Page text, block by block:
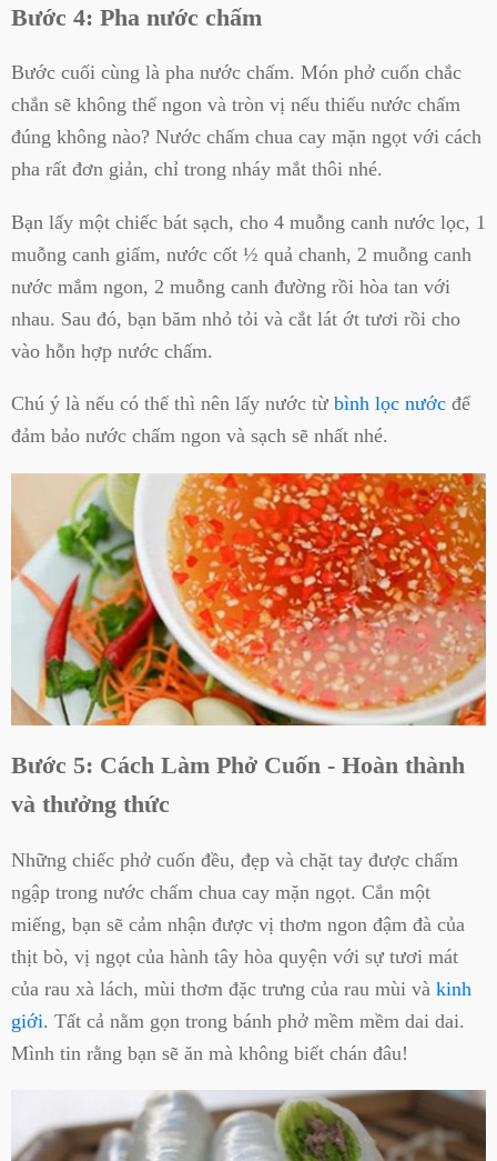
Bước 4: Pha nước chấm
Bước cuối cùng là pha nước chấm. Món phở cuốn chắc
chắn sẽ không thể ngon và tròn vị nếu thiếu nước chấm
đúng không nào? Nước chấm chua cay mặn ngọt với cách
pha rất đơn giản, chỉ trong nháy mắt thôi nhé.
Bạn lấy một chiếc bát sạch, cho 4 muỗng canh nước lọc, 1
muỗng canh giấm, nước cốt ½ quả chanh, 2 muỗng canh
nước mắm ngon, 2 muỗng canh đường rồi hòa tan với
nhau. Sau đó, bạn băm nhỏ tỏi và cắt lát ớt tươi rồi cho
vào hỗn hợp nước chấm.
Chú ý là nếu có thể thì nên lấy nước từ bình lọc nước để
đảm bảo nước chấm ngon và sạch sẽ nhất nhé.
Bước 5: Cách Làm Phở Cuốn - Hoàn thành
và thưởng thức
Những chiếc phở cuốn đều, đẹp và chặt tay được chấm
ngập trong nước chấm chua cay mặn ngọt. Cắn một
miếng, bạn sẽ cảm nhận được vị thơm ngon đậm đà của
thịt bò, vị ngọt của hành tây hòa quyện với sự tươi mát
của rau xà lách, mùi thơm đặc trưng của rau mùi và kinh
giới. Tất cả nằm gọn trong bánh phở mềm mềm dai dai.
Mình tin rằng bạn sẽ ăn mà không biết chán đâu!